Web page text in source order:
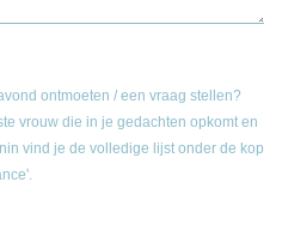
ontmoeten / een vraag stellen?
vrouw die in je gedachten opkomt en
vind je de volledige lijst onder de kop